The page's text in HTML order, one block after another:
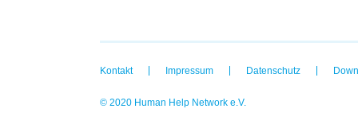
Kontakt Impressum Datenschutz
© 2020 Human Help Network e.V.